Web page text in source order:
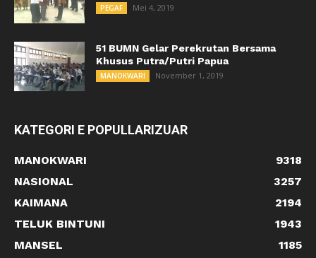
PEGAF Mei 4, 2019
51 BUMN Gelar Perekrutan Bersama
Khusus Putra/Putri Papua
MANOKWARI November 1, 2019
KATEGORI E POPULLARIZUAR
MANOKWARI
9318
NASIONAL
3257
KAIMANA
2194
TELUK BINTUNI
1943
MANSEL
1185